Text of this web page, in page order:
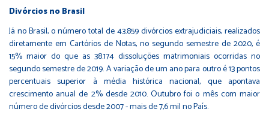
Divórcios no Brasil
Já no Brasil, o número total de 43.859 divórcios extrajudiciais, realizados
diretamente em Cartórios de Notas, no segundo semestre de 2020, é
15% maior do que as 38.174 dissoluções matrimoniais ocorridas no
segundo semestre de 2019. A variação de um ano para outro é 13 pontos
percentuais superior à média histórica nacional, que apontava
crescimento anual de 2% desde 2010. Outubro foi o mês com maior
número de divórcios desde 2007 - mais de 7,6 mil no País.